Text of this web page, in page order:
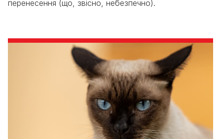
перенесення (що, звісно, небезпечно).